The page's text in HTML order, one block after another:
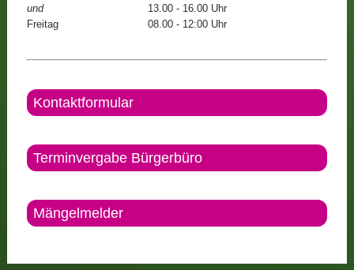
und
13.00 - 16.00 Uhr
Freitag
08.00 - 12:00 Uhr
Kontaktformular
Terminvergabe Bürgerbüro
Mängelmelder